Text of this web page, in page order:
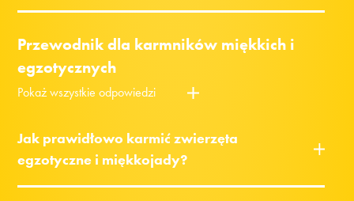
Przewodnik dla karmników miękkich i
egzotycznych
Pokaż wszystkie odpowiedzi
Jak prawidłowo karmić zwierzęta
egzotyczne i miękkojady?